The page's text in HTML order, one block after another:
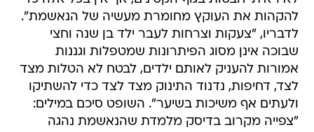
להקהות את העוקץ מחומרת מעשיה של הנאשמת".
לדבריו, "צעקות וצרחות לעבר ילד בן שנה וחצי
שבוכה אינן מסוג הפיתרונות שמטפלות וגננות
אמורות להעניק לאותם ילדים, לבטח לא הטלות מצד
לצד, דחיפות, נדנוד התינוק מצד לצד כדי להשתיקו
ולעתים אף משיכות בשיער". השופט סיכם במילים:
"צפייה מקרוב בדיסק מלמדת שהנאשמת נהגה